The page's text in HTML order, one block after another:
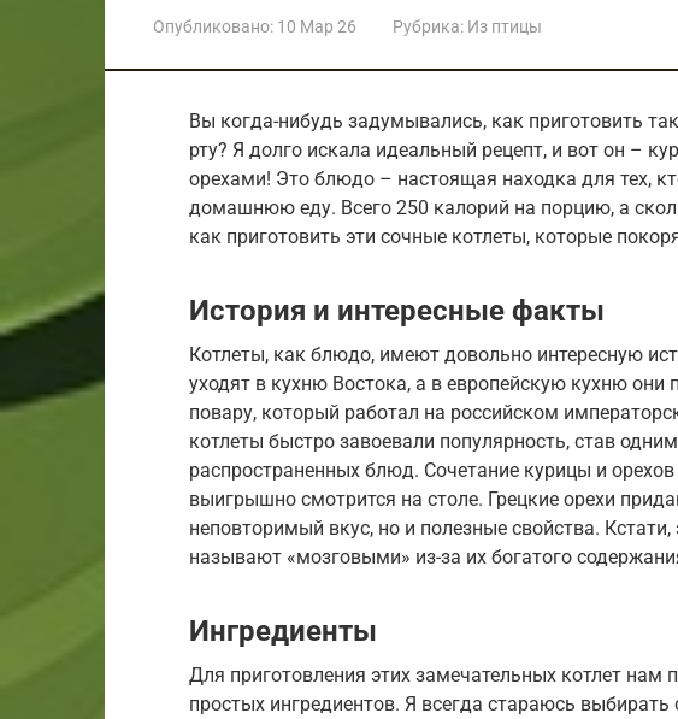
Опубликовано: 10 Мар 26 Рубрика: Из птицы
Вы когда-нибудь задумывались, как приготовить
рту? Я долго искала идеальный рецепт, и вот он –
орехами! Это блюдо – настоящая находка для тех,
домашнюю еду. Всего 250 калорий на порцию, а
как приготовить эти сочные котлеты, которые
История и интересные факты
Котлеты, как блюдо, имеют довольно интересную
уходят в кухню Востока, а в европейскую кухню они
повару, который работал на российском
котлеты быстро завоевали популярность, став
распространенных блюд. Сочетание курицы и
выигрышно смотрится на столе. Грецкие орехи
неповторимый вкус, но и полезные свойства. Кстати,
называют «мозговыми» из-за их богатого
Ингредиенты
Для приготовления этих замечательных котлет нам
простых ингредиентов. Я всегда стараюсь